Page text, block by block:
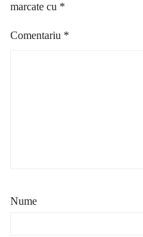
marcate cu *
Comentariu *
Nume